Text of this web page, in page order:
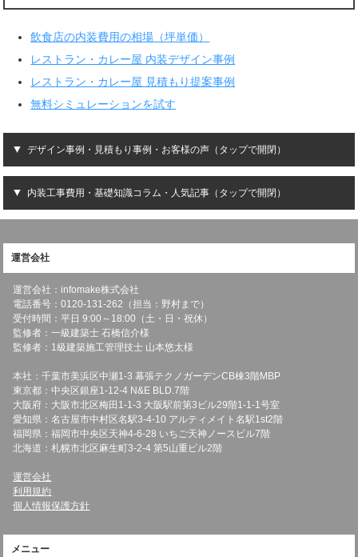
飲食店の内装費用の相場（坪単価）
レストラン・カレー屋 内装デザイン事例
レストラン・カレー屋 見積もり提案事例
無料シミュレーションを試す
デザイン事例・見積もり事例・お客様の声（タップで開閉）
内装工事費用・基礎知識コラム・人気記事（タップで開閉）
運営会社
運営会社：infomake株式会社
電話番号：0120-131-262（担当：野村まで）
受付時間：平日 9:00～18:00（土・日・祝休）
監修者：一級建築士 石橋信介様
監修者：1級建築施工管理技士 山本悠太様
本社：千葉市美浜区中瀬1-3 幕張テクノガーデンCB棟3階MBP
東京都：中央区銀座1-12-4 N&E BLD.7階
大阪府：大阪市北区梅田1-1-3 大阪駅前第3ビル29階1-1-1号室
愛知県：名古屋市中村区名駅3-4-10 アルティメイト名駅1st2階
福岡県：福岡市中央区天神4-6-28 いちご天神ノースビル7階
北海道：札幌市北区麻生町3-2-4 第5山重ビル2階
運営会社
利用規約
個人情報保護方針
メニュー